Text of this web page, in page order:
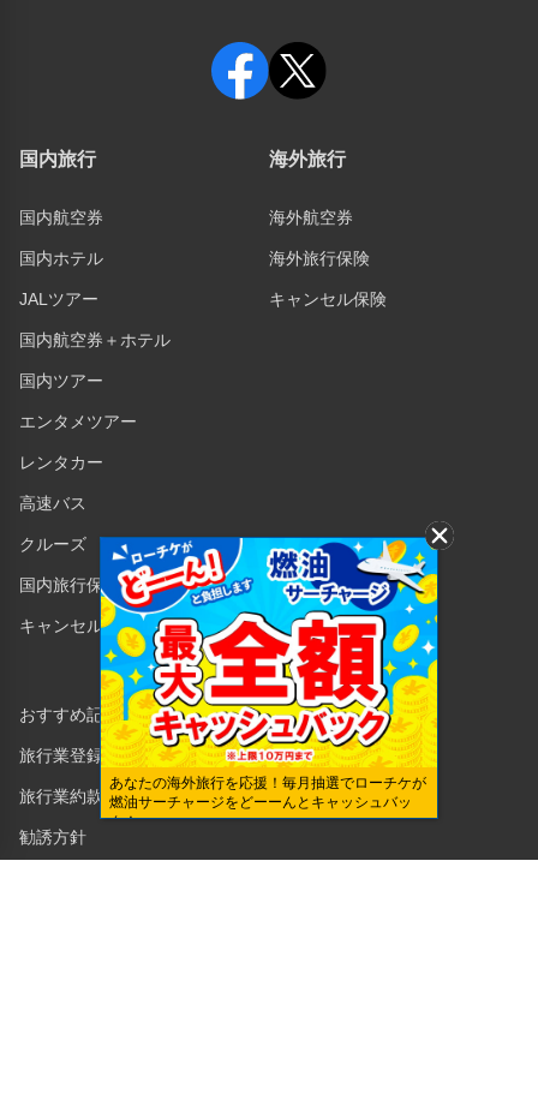
国内旅行
国内航空券
国内ホテル
JALツアー
国内航空券＋ホテル
国内ツアー
エンタメツアー
レンタカー
高速バス
クルーズ
国内旅行保険
キャンセル保険
海外旅行
海外航空券
海外旅行保険
キャンセル保険
おすすめ記事一覧
旅行業登録証
旅行業約款・条件書
勧誘方針
あなたの海外旅行を応援！毎月抽選でローチケが
燃油サーチャージをどーーんとキャッシュバッ
ク！